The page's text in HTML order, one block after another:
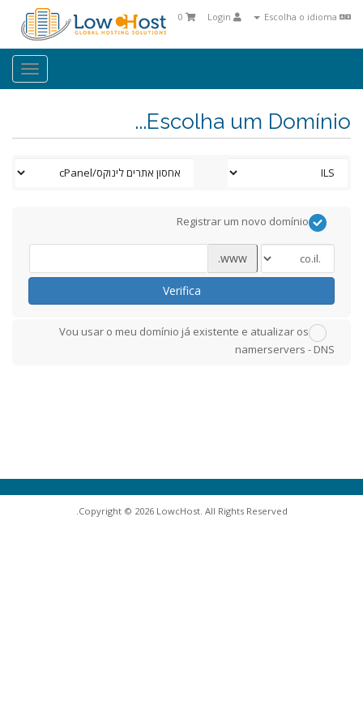
0
Escolha um Domínio...
Registrar um novo domínio
www.
Verifica
Vou usar o meu domínio já existente e atualizar os
namerservers - DNS
Copyright © 2026 LowcHost. All Rights Reserved.